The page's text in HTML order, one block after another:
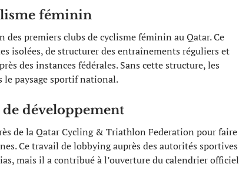
féminin
premiers clubs de cyclisme féminin au Qatar. Ce
isolées, de structurer des entraînements réguliers et
des instances fédérales. Sans cette structure, les
le paysage sportif national.
de développement
de la Qatar Cycling & Triathlon Federation pour faire
Ce travail de lobbying auprès des autorités sportives
mais il a contribué à l’ouverture du calendrier officiel